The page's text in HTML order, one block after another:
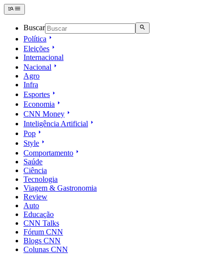
Buscar
Política
Eleições
Internacional
Nacional
Agro
Infra
Esportes
Economia
CNN Money
Inteligência Artificial
Pop
Style
Comportamento
Saúde
Ciência
Tecnologia
Viagem & Gastronomia
Review
Auto
Educação
CNN Talks
Fórum CNN
Blogs CNN
Colunas CNN